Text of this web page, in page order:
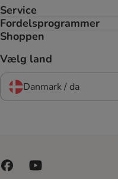
Service
Fordelsprogrammer
Shoppen
Vælg land
Danmark / da